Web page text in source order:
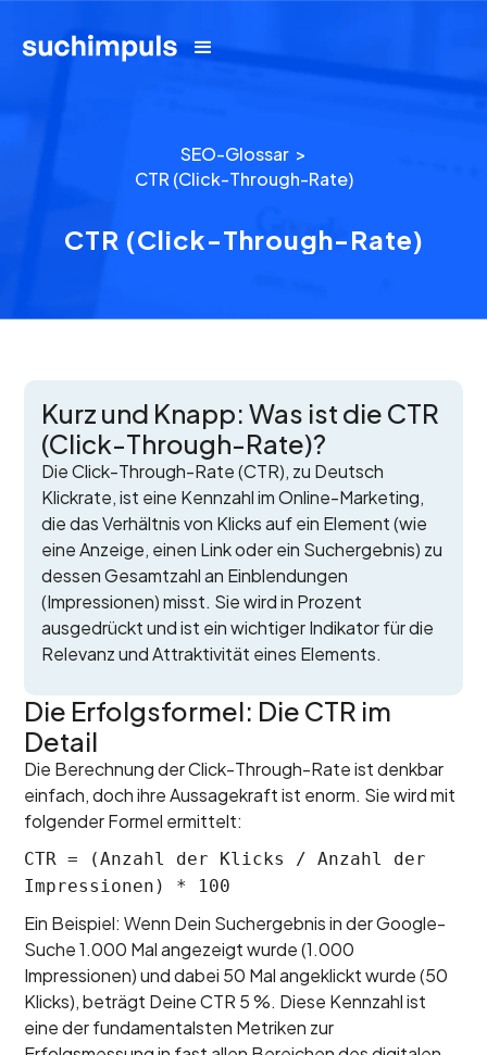
SEO-Glossar >
CTR (Click-Through-Rate)
CTR (Click-Through-Rate)
Kurz und Knapp: Was ist die CTR
(Click-Through-Rate)?
Die Click-Through-Rate (CTR), zu Deutsch
Klickrate, ist eine Kennzahl im Online-Marketing,
die das Verhältnis von Klicks auf ein Element (wie
eine Anzeige, einen Link oder ein Suchergebnis) zu
dessen Gesamtzahl an Einblendungen
(Impressionen) misst. Sie wird in Prozent
ausgedrückt und ist ein wichtiger Indikator für die
Relevanz und Attraktivität eines Elements.
Die Erfolgsformel: Die CTR im
Detail
Die Berechnung der Click-Through-Rate ist denkbar
einfach, doch ihre Aussagekraft ist enorm. Sie wird mit
folgender Formel ermittelt:
CTR = (Anzahl der Klicks / Anzahl der
Impressionen) * 100
Ein Beispiel: Wenn Dein Suchergebnis in der Google-
Suche 1.000 Mal angezeigt wurde (1.000
Impressionen) und dabei 50 Mal angeklickt wurde (50
Klicks), beträgt Deine CTR 5 %. Diese Kennzahl ist
eine der fundamentalsten Metriken zur